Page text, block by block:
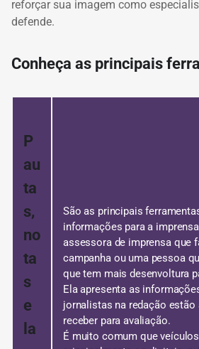
reforçar sua imagem como
defende.
Conheça as principais
P
au
ta
s,
no
ta
s
e
la
São as principais
informações para a
assessora de imprensa que
campanha ou uma pessoa
que tem mais desenvoltura
Ela apresenta as
jornalistas na redação
receber para avaliação.
É muito comum que